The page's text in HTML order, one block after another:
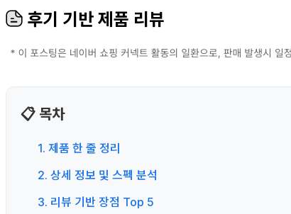
후기 기반 제품 리뷰
📋 목차
1. 제품 한 줄 정리
2. 상세 정보 및 스펙 분석
3. 리뷰 기반 장점 Top 5